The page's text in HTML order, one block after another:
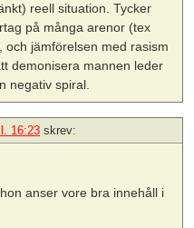
reell situation. Tycker
på många arenor (tex
och jämförelsen med rasism
demonisera mannen leder
negativ spiral.
16:23 skrev:
anser vore bra innehåll i